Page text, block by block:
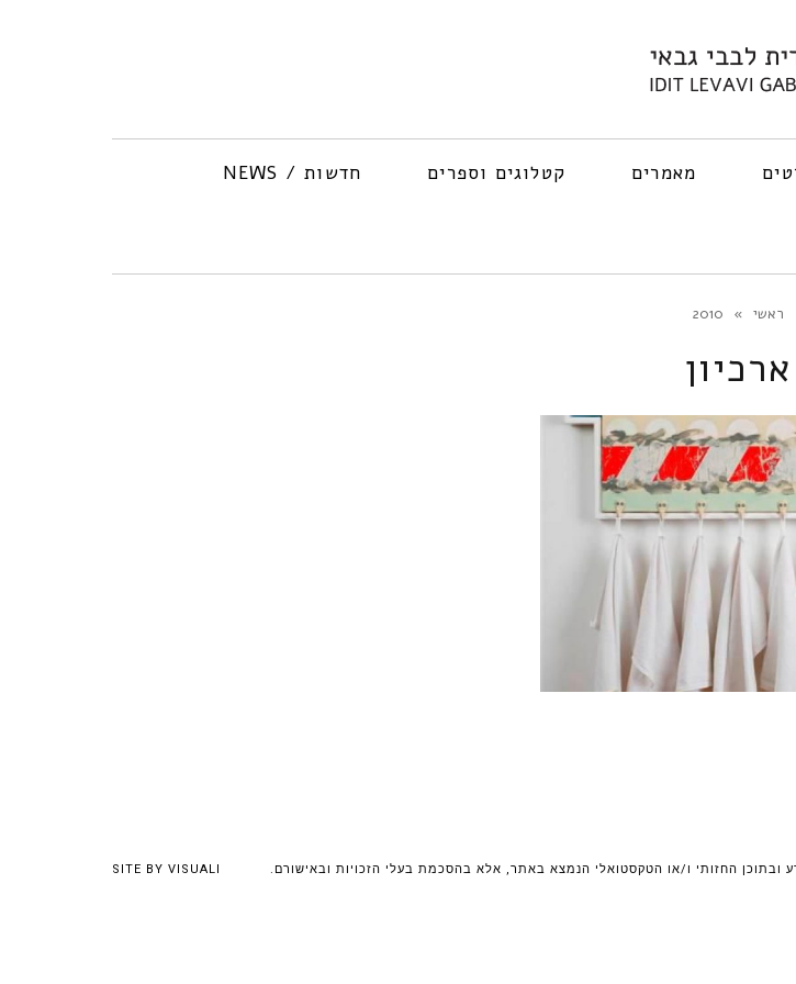
מאמרים קטלוגים וספרים חדשות / NEWS
ראשי »
2010
ארכיון
SITE BY VISUALI ובתוכן החזותי ו/או הטקסטואלי הנמצא באתר, אלא בהסכמת בעלי הזכויות ובאישורם.